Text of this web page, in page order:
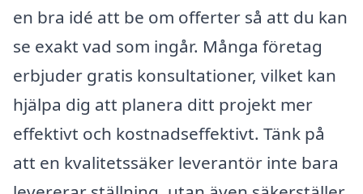
en bra idé att be om offerter så att du kan
se exakt vad som ingår. Många företag
erbjuder gratis konsultationer, vilket kan
hjälpa dig att planera ditt projekt mer
effektivt och kostnadseffektivt. Tänk på
att en kvalitetssäker leverantör inte bara